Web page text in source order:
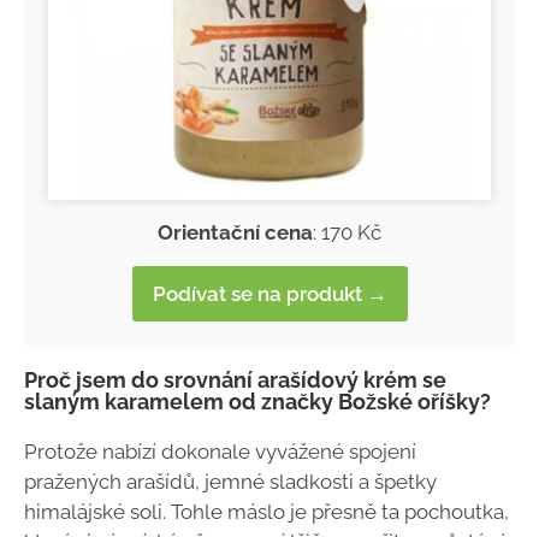
Orientační cena: 170 Kč
Podívat se na produkt →
Proč jsem do srovnání arašídový krém se
slaným karamelem od značky Božské oříšky?
Protože nabízí dokonale vyvážené spojení
pražených arašídů, jemné sladkosti a špetky
himalájské soli. Tohle máslo je přesně ta pochoutka,